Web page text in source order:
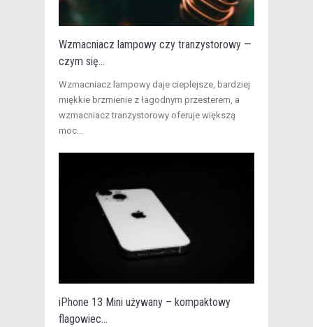
Wzmacniacz lampowy czy tranzystorowy —
czym się...
​Wzmacniacz lampowy daje cieplejsze, bardziej
miękkie brzmienie z łagodnym przesterem, a
wzmacniacz tranzystorowy oferuje większą
moc...
iPhone 13 Mini używany – kompaktowy
flagowiec...